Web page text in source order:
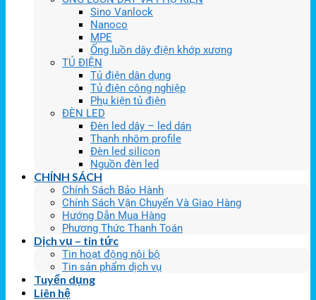
Sino Vanlock
Nanoco
MPE
Ống luồn dây điện khớp xương
TỦ ĐIỆN
Tủ điện dân dụng
Tủ điện công nghiệp
Phụ kiện tủ điện
ĐÈN LED
Đèn led dây – led dán
Thanh nhôm profile
Đèn led silicon
Nguồn đèn led
CHÍNH SÁCH
Chính Sách Bảo Hành
Chính Sách Vận Chuyển Và Giao Hàng
Hướng Dẫn Mua Hàng
Phương Thức Thanh Toán
Dịch vụ – tin tức
Tin hoạt động nội bộ
Tin sản phẩm dịch vụ
Tuyển dụng
Liên hệ